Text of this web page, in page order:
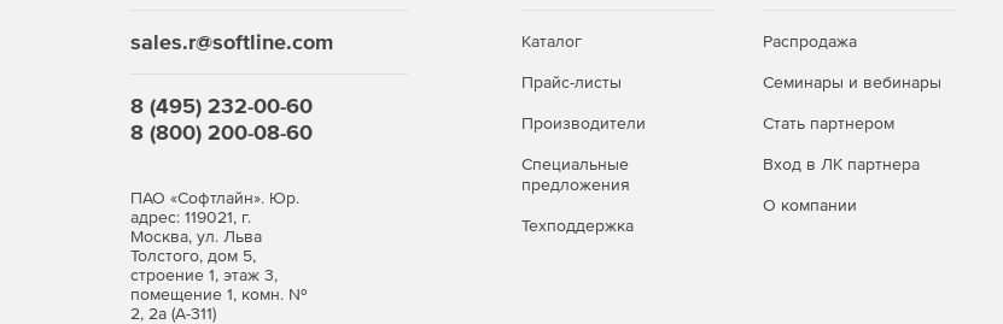
sales.r@softline.com
8 (495) 232-00-60
8 (800) 200-08-60
ПАО «Софтлайн». Юр.
адрес: 119021, г.
Москва, ул. Льва
Толстого, дом 5,
строение 1, этаж 3,
помещение 1, комн. №
2, 2а (А-311)
Каталог
Прайс-листы
Производители
Специальные
предложения
Техподдержка
Распродажа
Семинары и вебинары
Стать партнером
Вход в ЛК партнера
О компании